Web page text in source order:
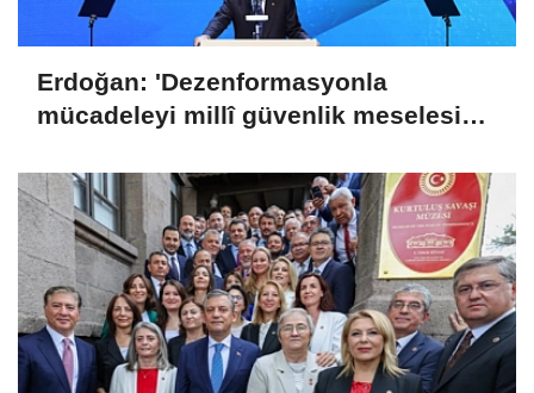
Erdoğan: 'Dezenformasyonla
mücadeleyi millî güvenlik meselesi